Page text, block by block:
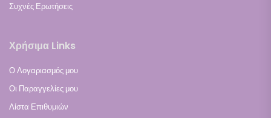
Συχνές Ερωτήσεις
Χρήσιμα Links
Ο Λογαριασμός μου
Οι Παραγγελίες μου
Λίστα Επιθυμιών